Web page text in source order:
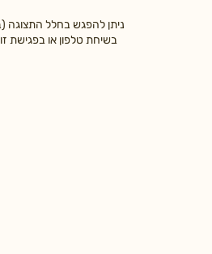
ניתן להפגש בחלל התצוגה
בשיחת טלפון או בפגישת